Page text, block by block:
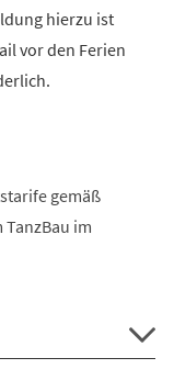
hierzu ist
vor den Ferien
gemäß
im